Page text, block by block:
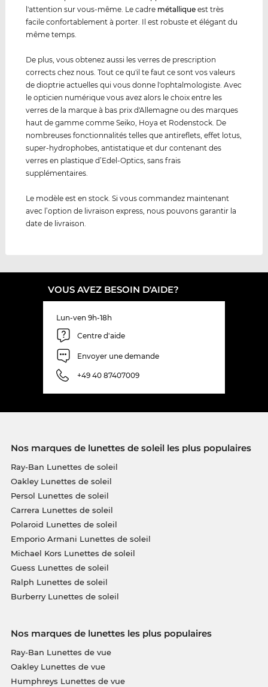
l'attention sur vous-même. Le cadre métal lique est très
facile confortablement à porter. Il est robuste et élégant du
même temps.
De plus, vous obtenez aussi les verres de prescription
corrects chez nous. Tout ce qu'il te faut ce sont vos valeurs
de dioptrie actuelles qui vous donne l'ophtalmologiste. Avec
le opticien numérique vous avez alors le choix entre les
verres de la marque à bas prix d'Allemagne ou des marques
haut de gamme comme Seiko, Hoya et Rodenstock. De
nombreuses fonctionnalités telles que antireflets, effet lotus,
super-hydrophobes, antistatique et dur contenant des
verres en plastique d’Edel-Optics, sans frais
supplémentaires.
Le modèle est en stock. Si vous commandez maintenant
avec l’option de livraison express, nous pouvons garantir la
date de livraison.
VOUS AVEZ BESOIN D'AIDE?
Lun-ven 9h-18h
Centre d'aide
Envoyer une demande
+49 40 87407009
Nos marques de lunettes de soleil les plus populaires
Ray-Ban Lunettes de soleil
Oakley Lunettes de soleil
Persol Lunettes de soleil
Carrera Lunettes de soleil
Polaroid Lunettes de soleil
Emporio Armani Lunettes de soleil
Michael Kors Lunettes de soleil
Guess Lunettes de soleil
Ralph Lunettes de soleil
Burberry Lunettes de soleil
Nos marques de lunettes les plus populaires
Ray-Ban Lunettes de vue
Oakley Lunettes de vue
Humphreys Lunettes de vue